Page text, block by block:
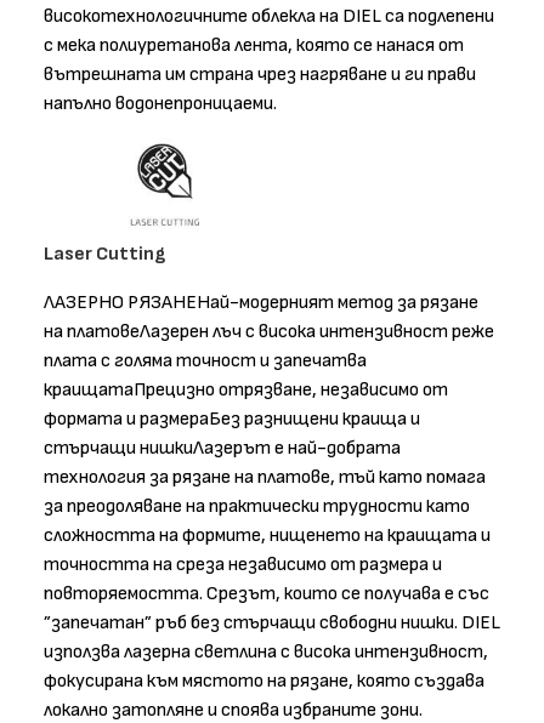
високотехнологичните облекла на DIEL са подлепени
с мека полиуретанова лента, която се нанася от
вътрешната им страна чрез нагряване и ги прави
напълно водонепроницаеми.
Laser Cutting
ЛАЗЕРНО РЯЗАНЕНай-модерният метод за рязане
на платовеЛазерен лъч с висока интензивност реже
плата с голяма точност и запечатва
краищатаПрецизно отрязване, независимо от
формата и размераБез разнищени краища и
стърчащи нишкиЛазерът е най-добрата
технология за рязане на платове, тъй като помага
за преодоляване на практически трудности като
сложността на формите, нищенето на краищата и
точността на среза независимо от размера и
повторяемостта. Срезът, които се получава е със
”запечатан” ръб без стърчащи свободни нишки. DIEL
използва лазерна светлина с висока интензивност,
фокусирана към мястото на рязане, която създава
локално затопляне и споява избраните зони.